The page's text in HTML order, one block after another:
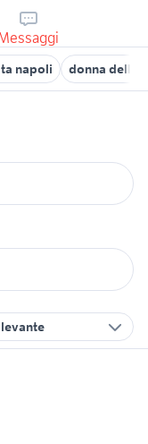
napoli donna delle